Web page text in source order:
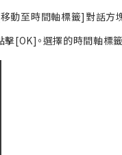
至時間軸標籤]對話方塊
[OK]。選擇的時間軸標